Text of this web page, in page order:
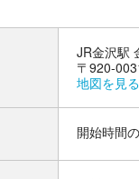
JR金沢駅
〒920-
地図を見る
開始時間